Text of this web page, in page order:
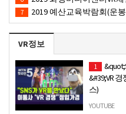
7 2019 예산교육박람회(운봉길체육관) VR체험
VR정보
1
&#39;VR
스)
11/19 MTN
YOUTUBE